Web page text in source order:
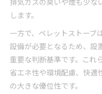
します。
一方で、ペレットストーブ
設備が必要となるため、設
重要な判断基準です。これ
省エネ性や環境配慮、快適
の大きな優位性です。